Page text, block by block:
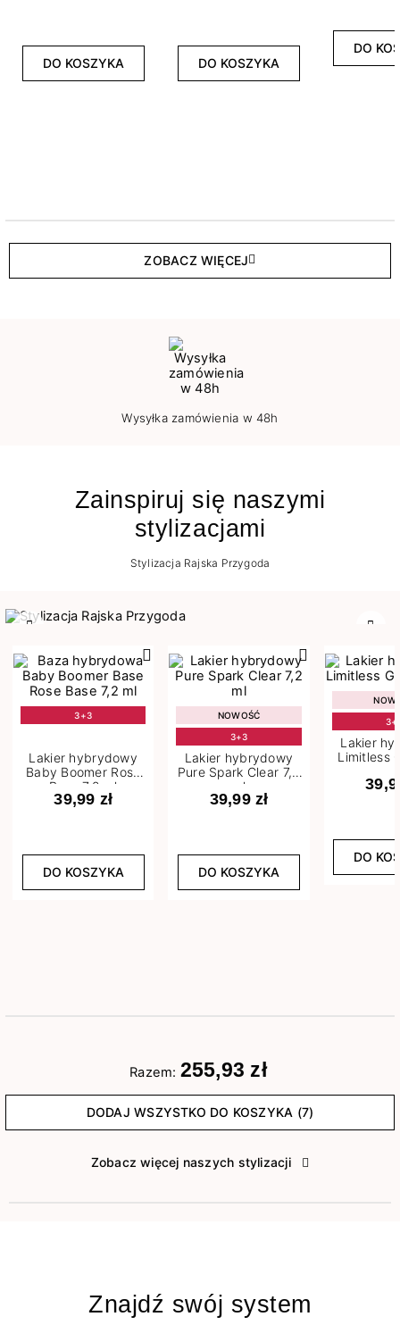
DO KOSZYKA DO KOSZYKA
DO
ZOBACZ WIĘCEJ
Wysyłka zamówienia w 48h
Zainspiruj się naszymi
stylizacjami
Stylizacja Rajska Przygoda
3+3
Lakier hybrydowy
Baby Boomer Rose
Base 7,2 ml
39,99 zł
DO KOSZYKA
NOWOŚĆ
3+3
Lakier hybrydowy
Pure Spark Clear 7,2
ml
39,99 zł
DO KOSZYKA
Lakier
Limitless
DO
Razem: 255,93 zł
DODAJ WSZYSTKO DO KOSZYKA (7)
Zobacz więcej naszych stylizacji
Znajdź swój system